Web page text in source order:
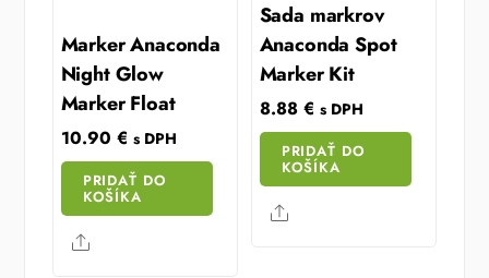
Marker Anaconda
Night Glow
Marker Float
10.90 € s DPH
PRIDAŤ DO
KOŠÍKA
Share
Sada markrov
Anaconda Spot
Marker Kit
8.88 € s DPH
PRIDAŤ DO
KOŠÍKA
Share